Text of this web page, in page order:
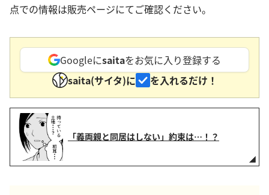
点での情報は販売ページにてご確認ください。
Googleにsaitaをお気に入り登録する
saita(サイタ)に
を入れるだけ！
「義両親と同居はしない」約束は…！？